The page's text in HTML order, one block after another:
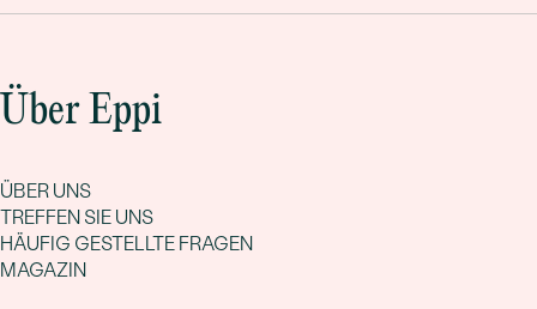
Über Eppi
ÜBER UNS
TREFFEN SIE UNS
HÄUFIG GESTELLTE FRAGEN
MAGAZIN